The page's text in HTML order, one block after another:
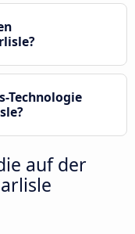
Technologie
auf der